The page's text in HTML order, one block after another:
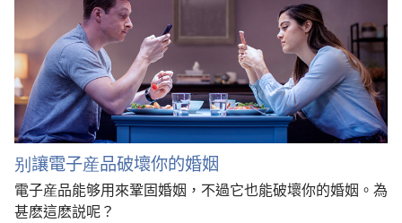
别讓電子産品破壞你的婚姻
電子産品能够用來鞏固婚姻，不過它也能破壞你的婚姻。為
甚麽這麽説呢？